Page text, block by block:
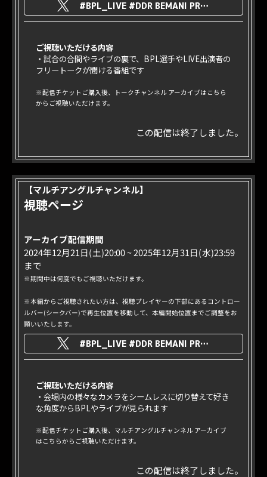
#BPL_LIVE #DDR BEMANI PRO LEAGUE -SEASON 4- DanceDanceRevolution FINALS
ご視聴いただける内容
・試合の合間やライブの裏で、BPL選手やLIVE出演者の
フリートークが聞ける番組です
※配信チケットご購入後、トークチャンネル アーカイブはこちら
からご視聴いただけます。
この配信は終了しました。
【マルチアングルチャンネル】
視聴ページ
アーカイブ配信期間
2024年12月21日(土)20:00 ~ 2025年12月31日(水)23:59
まで
※期間中は何度でもご視聴いただけます。
※本編からご視聴されたい方は、視聴プレイヤーの下部にあるコントロー
ルバー(シークバー)で再生位置を移動して、本編開始位置までご調整をお
願いいたします。
#BPL_LIVE #DDR BEMANI PRO LEAGUE -SEASON 4- DanceDanceRevolution FINALS
ご視聴いただける内容
・会場内の様々なカメラをシームレスに切り替えて好き
な角度からBPLやライブが見られます
※配信チケットご購入後、マルチアングルチャンネル アーカイブ
はこちらからご視聴いただけます。
この配信は終了しました。